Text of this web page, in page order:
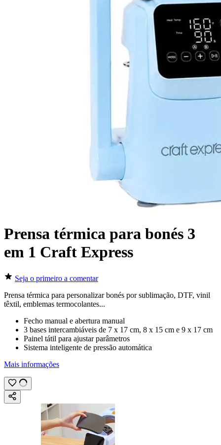
Prensa térmica para bonés 3
em 1 Craft Express
Seja o primeiro a comentar
Prensa térmica para personalizar bonés porsublimação, DTF, vinil
têxtil, emblemas termocolantes...
Fecho manual e abertura manual
3 bases intercambiáveis de 7 x 17 cm, 8 x 15 cm e 9 x 17 cm
Painel tátil para ajustar parâmetros
Sistema inteligente de pressão automática
Mais informações